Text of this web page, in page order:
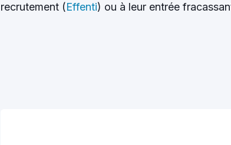
recrutement (Effenti) ou à leur entrée